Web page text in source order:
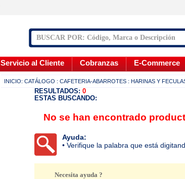
Servicio al Cliente Cobranzas E-Commerce
INICIO: CATÁLOGO : CAFETERIA-ABARROTES : HARINAS Y
RESULTADOS: 0
ESTAS BUSCANDO:
No se han encontrado
Ayuda:
• Verifique la palabra que está
Necesita ayuda ?